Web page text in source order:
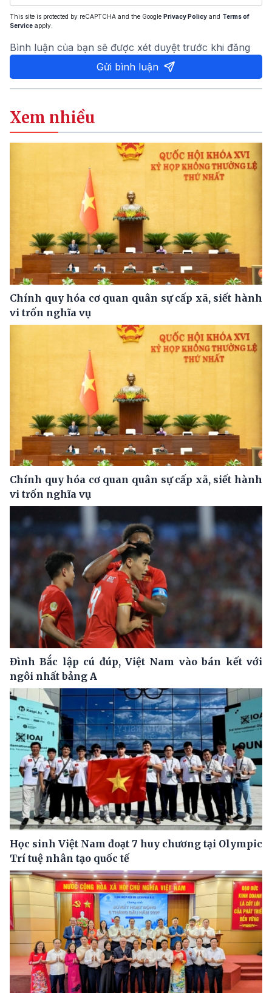
This site is protected by reCAPTCHA and the Google Privacy Policy and Terms of
Service apply.
Bình luận của bạn sẽ được xét duyệt trước khi đăng
Gửi bình luận
Xem nhiều
Chính quy hóa cơ quan quân sự cấp xã, siết hành
vi trốn nghĩa vụ
Chính quy hóa cơ quan quân sự cấp xã, siết hành
vi trốn nghĩa vụ
Đình Bắc lập cú đúp, Việt Nam vào bán kết với
ngôi nhất bảng A
Học sinh Việt Nam đoạt 7 huy chương tại Olympic
Trí tuệ nhân tạo quốc tế